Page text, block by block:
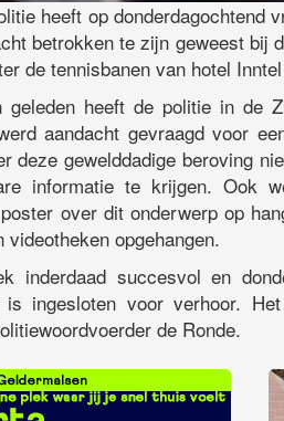
heeft op donderdagochtend
betrokken te zijn geweest bij
de tennisbanen van hotel
geleden heeft de politie in de
aandacht gevraagd voor
deze gewelddadige beroving
informatie te krijgen. Ook
over dit onderwerp op
videotheken opgehangen.
inderdaad succesvol en
is ingesloten voor verhoor.
de Ronde.